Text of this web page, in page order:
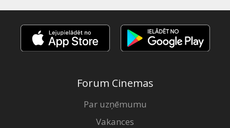
Forum Cinemas
Par uzņēmumu
Vakances